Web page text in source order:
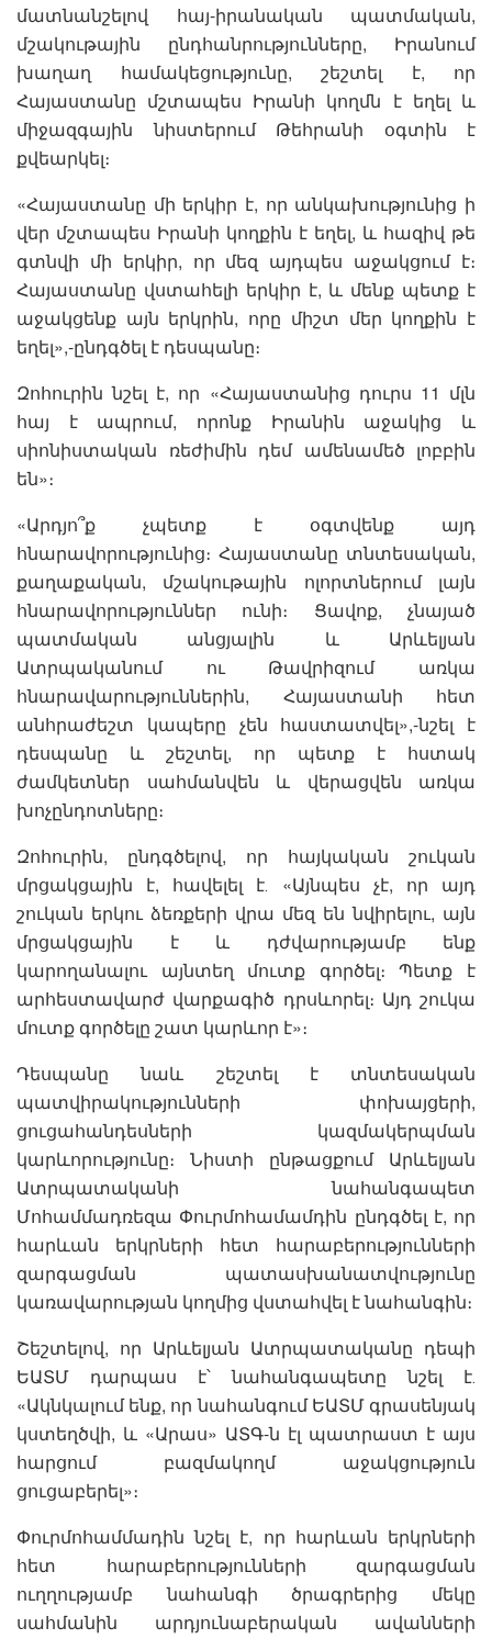
մատնանշելով հայ-իրանական պատմական,
մշակութային ընդհանրությունները, Իրանում
խաղաղ համակեցությունը, շեշտել է, որ
Հայաստանը մշտապես Իրանի կողմն է եղել և
միջազգային նիստերում Թեհրանի օգտին է
քվեարկել։
«Հայաստանը մի երկիր է, որ անկախությունից ի
վեր մշտապես Իրանի կողքին է եղել, և հազիվ թե
գտնվի մի երկիր, որ մեզ այդպես աջակցում է։
Հայաստանը վստահելի երկիր է, և մենք պետք է
աջակցենք այն երկրին, որը միշտ մեր կողքին է
եղել»,-ընդգծել է դեսպանը։
Զոհուրին նշել է, որ «Հայաստանից դուրս 11 մլն
հայ է ապրում, որոնք Իրանին աջակից և
սիոնիստական ռեժիմին դեմ ամենամեծ լոբբին
են»։
«Արդյո՞ք չպետք է օգտվենք այդ
հնարավորությունից։ Հայաստանը տնտեսական,
քաղաքական, մշակութային ոլորտներում լայն
հնարավորություններ ունի։ Ցավոք, չնայած
պատմական անցյալին և Արևելյան
Ատրպականում ու Թավրիզում առկա
հնարավարություններին, Հայաստանի հետ
անհրաժեշտ կապերը չեն հաստատվել»,-նշել է
դեսպանը և շեշտել, որ պետք է հստակ
ժամկետներ սահմանվեն և վերացվեն առկա
խոչընդոտները։
Զոհուրին, ընդգծելով, որ հայկական շուկան
մրցակցային է, հավելել է․ «Այնպես չէ, որ այդ
շուկան երկու ձեռքերի վրա մեզ են նվիրելու, այն
մրցակցային է և դժվարությամբ ենք
կարողանալու այնտեղ մուտք գործել։ Պետք է
արհեստավարժ վարքագիծ դրսևորել։ Այդ շուկա
մուտք գործելը շատ կարևոր է»։
Դեսպանը նաև շեշտել է տնտեսական
պատվիրակությունների փոխայցերի,
ցուցահանդեսների կազմակերպման
կարևորությունը։ Նիստի ընթացքում Արևելյան
Ատրպատականի նահանգապետ
Մոհամմադռեզա Փուրմոհամամդին ընդգծել է, որ
հարևան երկրների հետ հարաբերությունների
զարգացման պատասխանատվությունը
կառավարության կողմից վստահվել է նահանգին։
Շեշտելով, որ Արևելյան Ատրպատականը դեպի
ԵԱՏՄ դարպաս է՝ նահանգապետը նշել է․
«Ակնկալում ենք, որ նահանգում ԵԱՏՄ գրասենյակ
կստեղծվի, և «Արաս» ԱՏԳ-ն էլ պատրաստ է այս
հարցում բազմակողմ աջակցություն
ցուցաբերել»։
Փուրմոհամմադին նշել է, որ հարևան երկրների
հետ հարաբերությունների զարգացման
ուղղությամբ նահանգի ծրագրերից մեկը
սահմանին արդյունաբերական ավանների